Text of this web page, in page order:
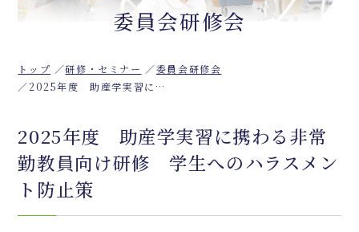
委員会研修会
トップ 研修・セミナー
委員会研修会
2025年度 助産学実習に携わる非常勤教員向け研修 学生へのハラスメント防止策
2025年度 助産学実習に携わる非常
勤教員向け研修 学生へのハラスメン
ト防止策